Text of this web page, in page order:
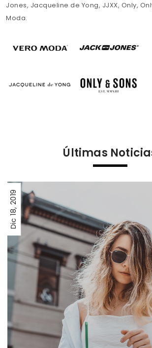
Jones, Jacqueline de Yong, JJXX, Only,
Moda.
Últimas
Dic
18,
2019